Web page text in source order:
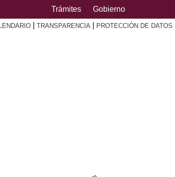
Trámites Gobierno
TRANSPARENCIA PROTECCIÓN DE DATOS